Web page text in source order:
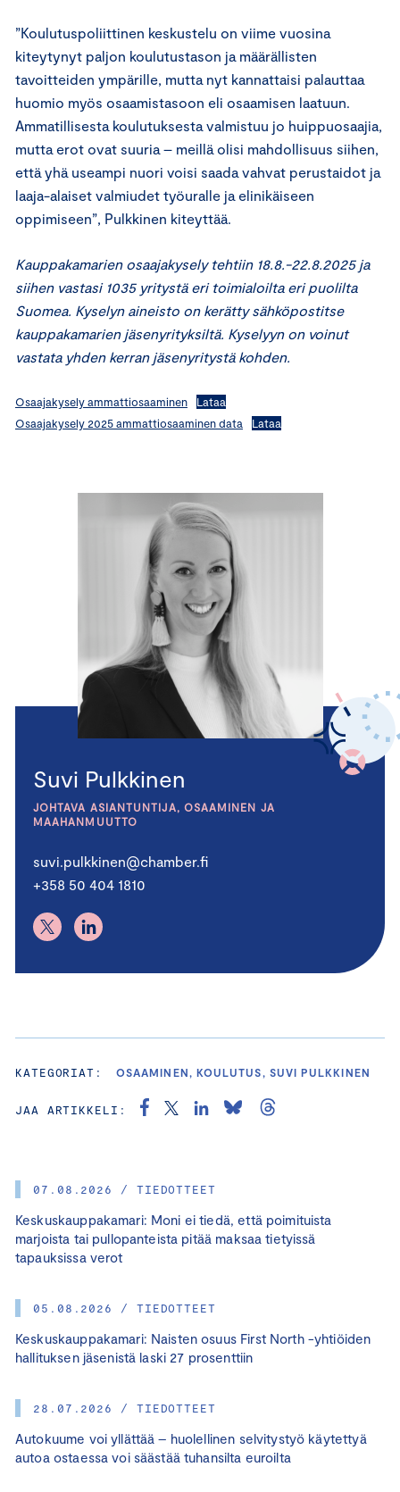
07.08.2026 / TIEDOTTEET
Keskuskauppakamari: Moni ei tiedä, että poimituista
marjoista tai pullopanteista pitää maksaa tietyissä
tapauksissa verot
05.08.2026 / TIEDOTTEET
Keskuskauppakamari: Naisten osuus First North -yhtiöiden
hallituksen jäsenistä laski 27 prosenttiin
28.07.2026 / TIEDOTTEET
Autokuume voi yllättää – huolellinen selvitystyö käytettyä
autoa ostaessa voi säästää tuhansilta euroilta
”Koulutuspoliittinen keskustelu on viime vuosina
kiteytynyt paljon koulutustason ja määrällisten
tavoitteiden ympärille, mutta nyt kannattaisi palauttaa
huomio myös osaamistasoon eli osaamisen laatuun.
Ammatillisesta koulutuksesta valmistuu jo huippuosaajia,
mutta erot ovat suuria – meillä olisi mahdollisuus siihen,
että yhä useampi nuori voisi saada vahvat perustaidot ja
laaja-alaiset valmiudet työuralle ja elinikäiseen
oppimiseen”, Pulkkinen kiteyttää.
Kauppakamarien osaajakysely tehtiin 18.8.-22.8.2025 ja
siihen vastasi 1035 yritystä eri toimialoilta eri puolilta
Suomea. Kyselyn aineisto on kerätty sähköpostitse
kauppakamarien jäsenyrityksiltä. Kyselyyn on voinut
vastata yhden kerran jäsenyritystä kohden.
Osaajakysely ammattiosaaminen
Lataa
Osaajakysely 2025 ammattiosaaminen data
Lataa
Suvi Pulkkinen
JOHTAVA ASIANTUNTIJA, OSAAMINEN JA
MAAHANMUUTTO
suvi.pulkkinen@chamber.fi
+358 50 404 1810
KATEGORIAT: OSAAMINEN, KOULUTUS, SUVI PULKKINEN
JAA ARTIKKELI: